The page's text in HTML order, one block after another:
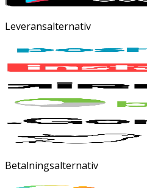
Leveransalternativ
Betalningsalternativ